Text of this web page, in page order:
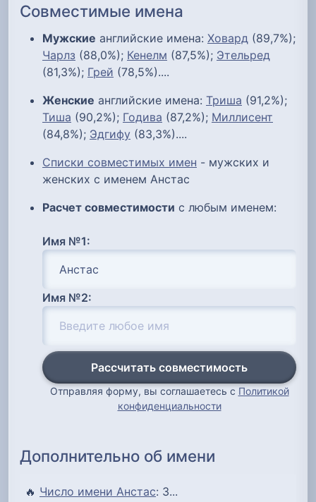
Совместимые имена
Мужские английские имена: Ховард (89,7%);
Чарлз (88,0%); Кенелм (87,5%); Этельред
(81,3%); Грей (78,5%)....
Женские английские имена: Триша (91,2%);
Тиша (90,2%); Годива (87,2%); Миллисент
(84,8%); Эдгифу (83,3%)....
Списки совместимых имен - мужских и
женских с именем Анстас
Расчет совместимости с любым именем:
Имя №1:
Имя №2:
Рассчитать совместимость
Отправляя форму, вы соглашаетесь с Политикой
конфиденциальности
Дополнительно об имени
🔥 Число имени Анстас: 3...